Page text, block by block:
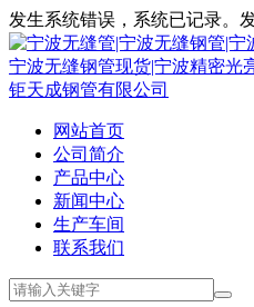
发生系统错误，系统已记录。
网站首页
公司简介
产品中心
新闻中心
生产车间
联系我们